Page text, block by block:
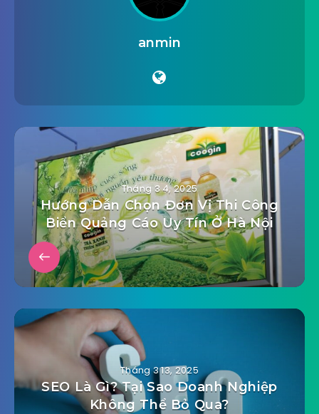
anmin
Tháng 3 4, 2025
Hướng Dẫn Chọn Đơn Vị Thi Công
Biển Quảng Cáo Uy Tín Ở Hà Nội
Tháng 3 13, 2025
SEO Là Gì? Tại Sao Doanh Nghiệp
Không Thể Bỏ Qua?